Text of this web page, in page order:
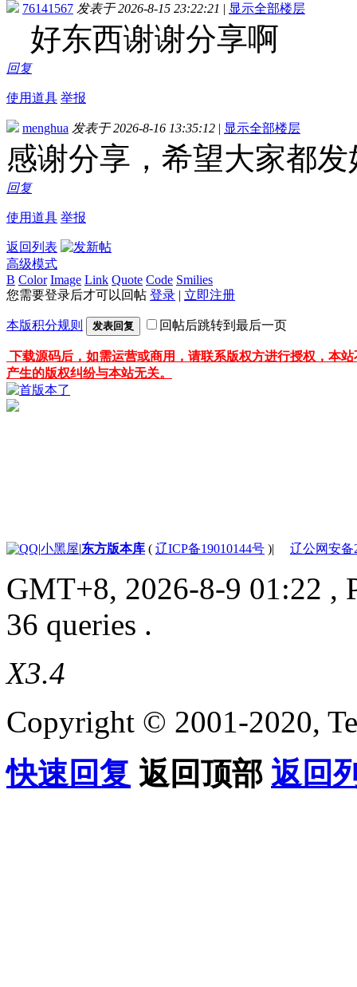
76141567 发表于 2026-8-15 23:22:21 | 显示全部楼层
好东西谢谢分享啊
回复
使用道具 举报
menghua 发表于 2026-8-16 13:35:12 | 显示全部楼层
感谢分享，希望大家都
回复
使用道具 举报
返回列表
高级模式
B Color Image Link Quote Code Smilies
您需要登录后才可以回帖 登录 | 立即注册
本版积分规则 发表回复 回帖后跳转到最后一页
下载源码后，如需运营或商用，请联系版权方进行授权，本
产生的版权纠纷与本站无关。
|小黑屋|东方版本库 ( 辽ICP备19010144号 )| 辽公网安备
GMT+8, 2026-8-9 01:22 ,
36 queries .
X3.4
Copyright © 2001-2020,
快速回复 返回顶部 返回